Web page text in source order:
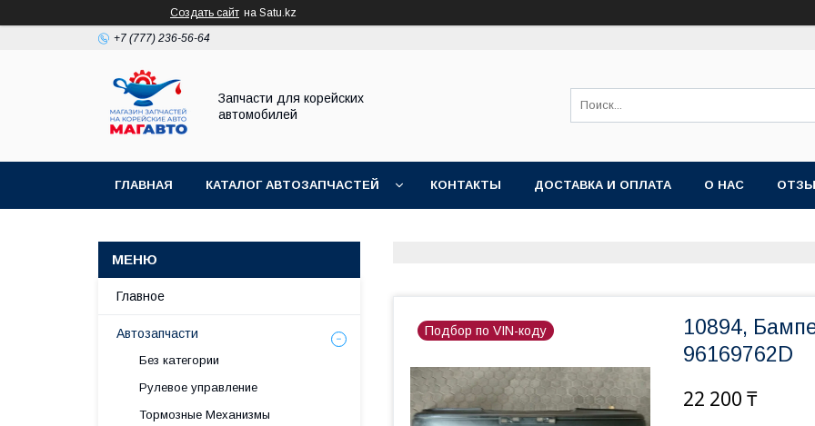
Создать сайт на Satu.kz
+7 (777) 236-56-64
Запчасти для корейских
автомобилей
ГЛАВНАЯ КАТАЛОГ АВТОЗАПЧАСТЕЙ КОНТАКТЫ ДОСТАВКА И ОПЛАТА О НАС
Подбор по VIN-коду
10894,
96169762D
22 200 ₸
Главное
Автозапчасти
Без категории
Рулевое управление
Тормозные Механизмы